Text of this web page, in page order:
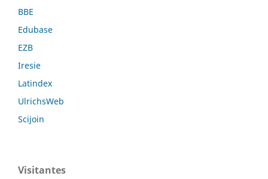
BBE
Edubase
EZB
Iresie
Latindex
UlrichsWeb
Scijoin
Visitantes